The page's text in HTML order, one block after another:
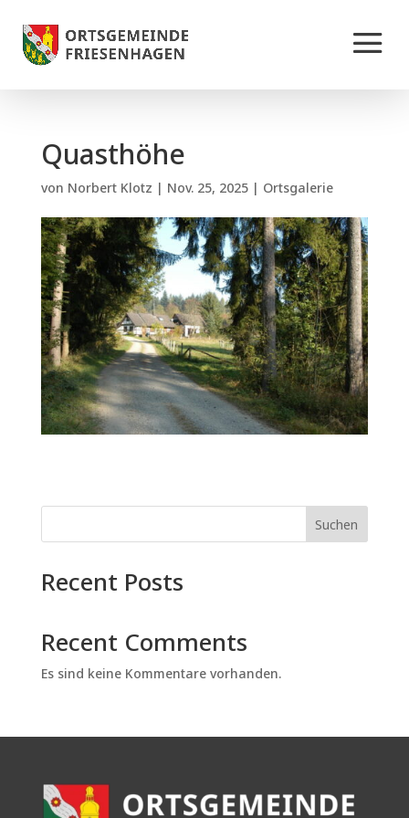
Quasthöhe
von Norbert Klotz | Nov. 25, 2025| Ortsgalerie
Suchen
Recent Posts
Recent Comments
Es sind keine Kommentare vorhanden.